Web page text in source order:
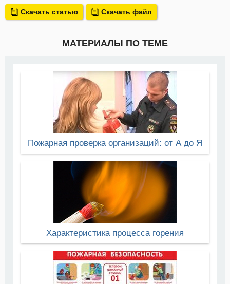
Скачать статью Скачать файл
МАТЕРИАЛЫ ПО ТЕМЕ
Пожарная проверка организаций: от А до Я
Характеристика процесса горения